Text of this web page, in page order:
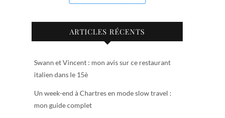
ARTICLES RÉCENTS
Swann et Vincent : mon avis sur ce restaurant
italien dans le 15è
Un week-end à Chartres en mode slow travel :
mon guide complet